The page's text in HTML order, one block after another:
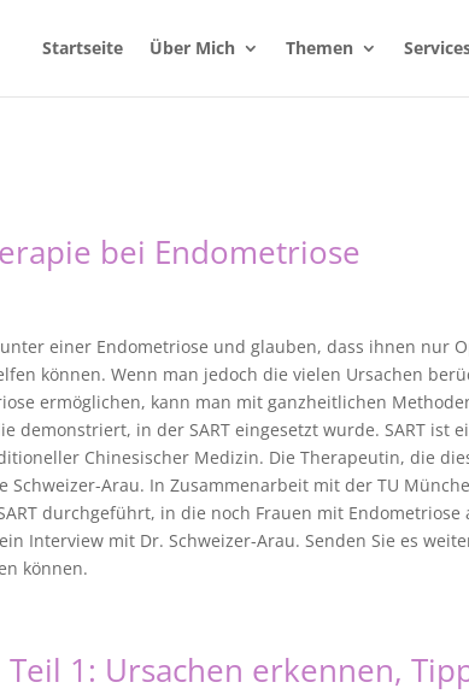
Startseite Über Mich Themen
bei Endometriose
einer Endometriose und glauben, dass ihnen nur
können. Wenn man jedoch die vielen Ursachen
ermöglichen, kann man mit ganzheitlichen
demonstriert, in der SART eingesetzt wurde. SART ist
Chinesischer Medizin. Die Therapeutin, die
Schweizer-Arau. In Zusammenarbeit mit der TU
durchgeführt, in die noch Frauen mit Endometriose
Interview mit Dr. Schweizer-Arau. Senden Sie es
können.
1: Ursachen erkennen,